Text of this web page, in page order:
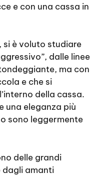
e con una cassa in
si è voluto studiare
dalle linee
ma con
e che si
della cassa.
una eleganza più
sono leggermente
delle grandi
dagli amanti